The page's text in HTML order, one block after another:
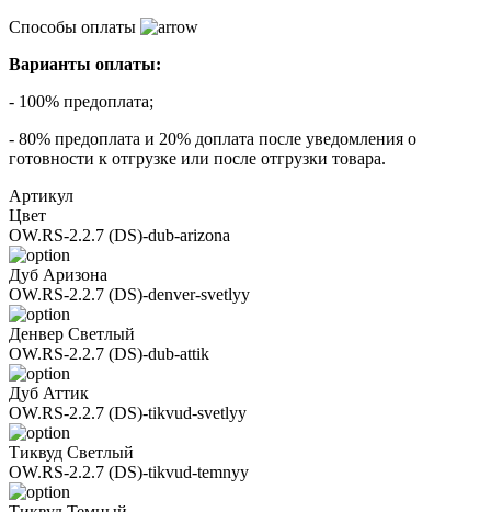
Способы оплаты
Варианты оплаты:
- 100% предоплата;
- 80% предоплата и 20% доплата после уведомления о
готовности к отгрузке или после отгрузки товара.
Артикул
Цвет
OW.RS-2.2.7 (DS)-dub-arizona
Дуб Аризона
OW.RS-2.2.7 (DS)-denver-svetlyy
Денвер Светлый
OW.RS-2.2.7 (DS)-dub-attik
Дуб Аттик
OW.RS-2.2.7 (DS)-tikvud-svetlyy
Тиквуд Светлый
OW.RS-2.2.7 (DS)-tikvud-temnyy